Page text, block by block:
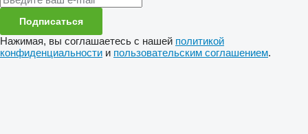
Подписаться
Нажимая, вы соглашаетесь с нашей политикой
конфиденциальности и пользовательским соглашением.